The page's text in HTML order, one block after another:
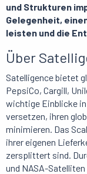
und Strukturen
Gelegenheit,
leisten und die
Über
Satelligence bietet
PepsiCo, Cargill,
wichtige Einblicke
versetzen, ihren
minimieren. Das
ihrer eigenen
zersplittert sind.
und NASA-